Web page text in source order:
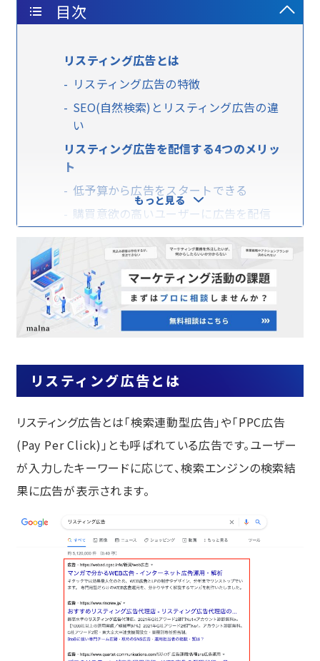
目次
リスティング広告とは
リスティング広告の特徴
SEO(自然検索)とリスティング広告の違
い
リスティング広告を配信する4つのメリッ
ト
低予算から広告をスタートできる
購買意欲の高いユーザーに広告を配信
できる
即日で広告配信を始められる
リアルタイムの成果から改善ができる
リスティング広告を配信するための手順
リスティング広告の費用について
リスティング広告に必要な費用の目安
AI自動入札戦略
リスティング広告を始める際の注意点
手間や時間などの運用コストがかかる
競合が多いキーワードでは費用が高く
なる
い
広告運用の効率化に、生成AIの活用をご
提案します
リスティング広告の効果を高める4つのポ
イント
ロングテールキーワードで広告を配信
する
もっと見る
リスティング広告とは
リスティング広告とは「検索連動型広告」や「PPC広告
(Pay Per Click)」とも呼ばれている広告です。ユーザー
が入力したキーワードに応じて、検索エンジンの検索結
果に広告が表示されます。